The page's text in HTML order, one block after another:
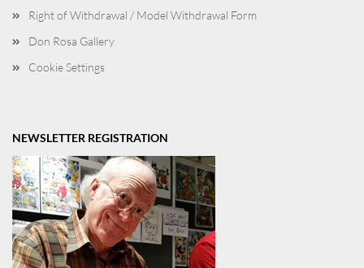
Right of Withdrawal / Model Withdrawal Form
Don Rosa Gallery
Cookie Settings
NEWSLETTER REGISTRATION